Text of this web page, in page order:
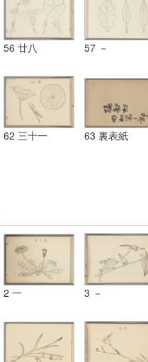
56 廿八 57 －
62 三十一 63 裏表紙
2 一 3 －